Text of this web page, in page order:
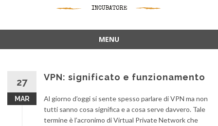
MENU
27
MAR
VPN: significato e funzionamento
Al giorno d’oggi si sente spesso parlare di VPN ma non
tutti sanno cosa significa e a cosa serve davvero. Tale
termine è l’acronimo di Virtual Private Network che